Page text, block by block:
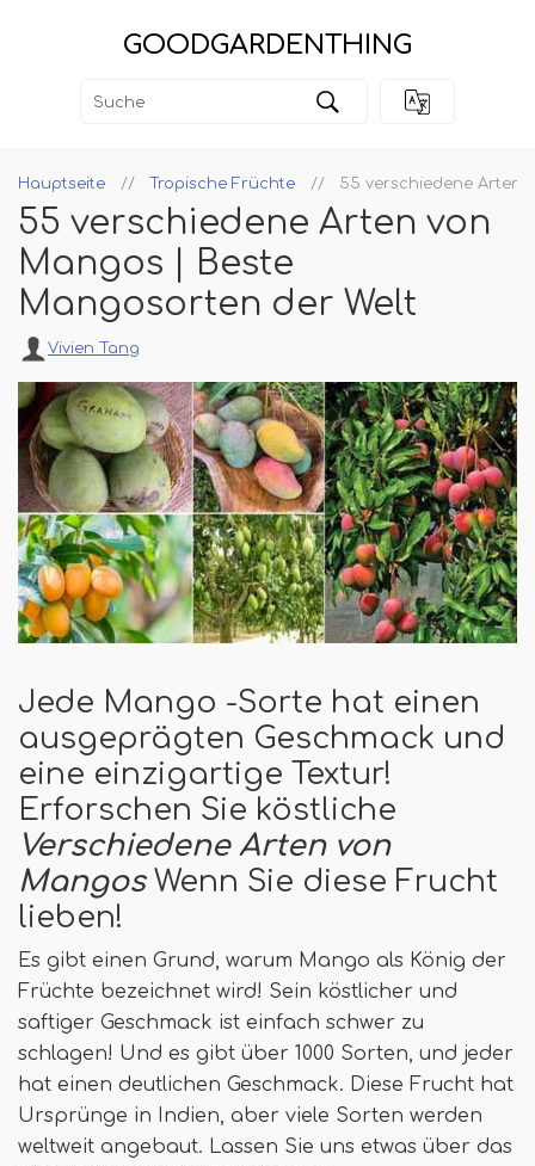
GOODGARDENTHING
Hauptseite Tropische Früchte 55 verschiedene Arten
55 verschiedene Arten von
Mangos | Beste
Mangosorten der Welt
Vivien Tang
Jede Mango -Sorte hat einen
ausgeprägten Geschmack und
eine einzigartige Textur!
Erforschen Sie köstliche
Verschiedene Arten von
Mangos Wenn Sie diese Frucht
lieben!
Es gibt einen Grund, warum Mango als König der
Früchte bezeichnet wird! Sein köstlicher und
saftiger Geschmack ist einfach schwer zu
schlagen! Und es gibt über 1000 Sorten, und jeder
hat einen deutlichen Geschmack. Diese Frucht hat
Ursprünge in Indien, aber viele Sorten werden
weltweit angebaut. Lassen Sie uns etwas über das